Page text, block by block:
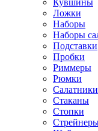
Кувшины
Ложки
Наборы
Наборы
Подставки
Пробки
Риммеры
Рюмки
Салатники
Стаканы
Стопки